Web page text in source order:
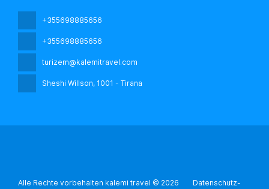
+355698885656
+355698885656
turizem@kalemitravel.com
Sheshi Willson, 1001 - Tirana
Alle Rechte vorbehalten kalemi travel © 2026
Datenschutz-